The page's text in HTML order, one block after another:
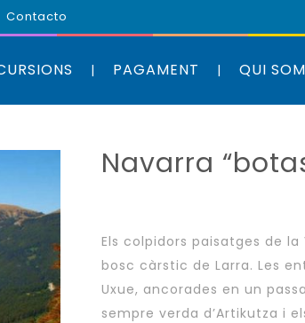
Contacto
PAGAMENT QUI SOM
Navarra
Els colpidors paisatges de
bosc càrstic de Larra. Les
Uxue, ancorades en un
sempre verda d’Artikutza i